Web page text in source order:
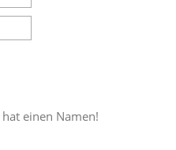
einen Namen!